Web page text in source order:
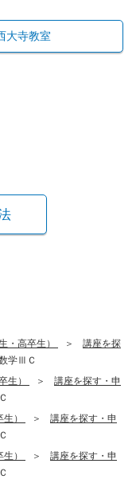
大寺教室
・高卒生）
講座を探
学ⅢＣ
生）
講座を探す・申
）
講座を探す・申
）
講座を探す・申